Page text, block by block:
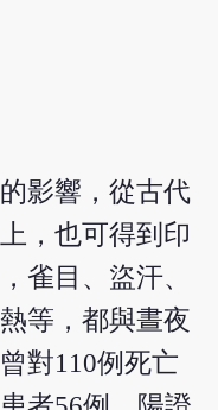
影響，從古代
，也可得到印
雀目、盜汗、
等，都與晝夜
對110例死亡